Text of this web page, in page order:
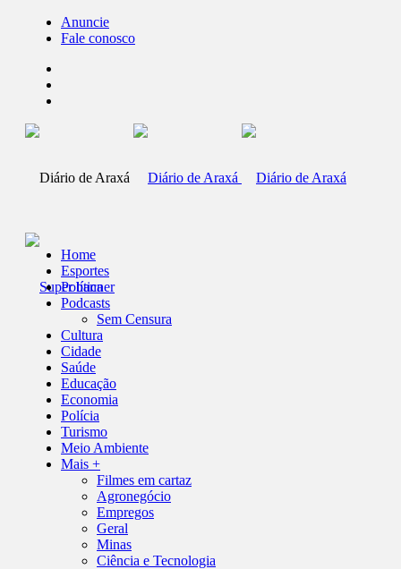
Anuncie
Fale conosco
Home
Esportes
Política
Podcasts
Sem Censura
Cultura
Cidade
Saúde
Educação
Economia
Polícia
Turismo
Meio Ambiente
Mais +
Filmes em cartaz
Agronegócio
Empregos
Geral
Minas
Ciência e Tecnologia